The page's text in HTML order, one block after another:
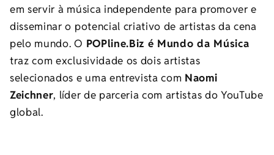
em servir à música independente para promover e
disseminar o potencial criativo de artistas da cena
pelo mundo. O POPline.Biz é Mundo da Música
traz com exclusividade os dois artistas
selecionados e uma entrevista com Naomi
Zeichner, líder de parceria com artistas do YouTube
global.